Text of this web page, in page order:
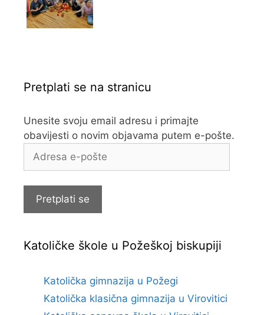
Pretplati se na stranicu
Unesite svoju email adresu i primajte
obavijesti o novim objavama putem e-pošte.
e-
Pretplati se
Katoličke škole u Požeškoj biskupiji
Katolička gimnazija u Požegi
Katolička klasična gimnazija u Virovitici